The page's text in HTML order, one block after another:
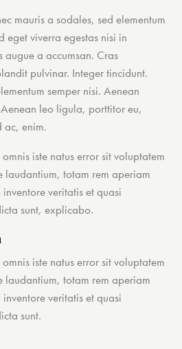
mauris a sodales, sed elementum
eget viverra egestas nisi in
augue a accumsan. Cras
pulvinar. Integer tincidunt.
semper nisi. Aenean
leo ligula, porttitor eu,
ac, enim.
iste natus error sit voluptatem
laudantium, totam rem aperiam
veritatis et quasi
sunt, explicabo.
iste natus error sit voluptatem
laudantium, totam rem aperiam
veritatis et quasi
sunt.